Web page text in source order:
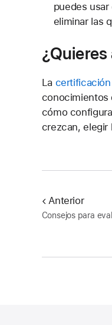
puedes
eliminar las
La
conocimientos
cómo
crezcan, elegir
Anterior
Consejos para